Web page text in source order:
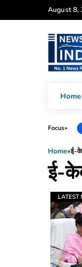
to
August 8,
Home
Focus►
Home»ई-
ई-
LATEST